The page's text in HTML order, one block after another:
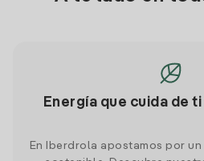
Energía que cuida de
En Iberdrola apostamos por